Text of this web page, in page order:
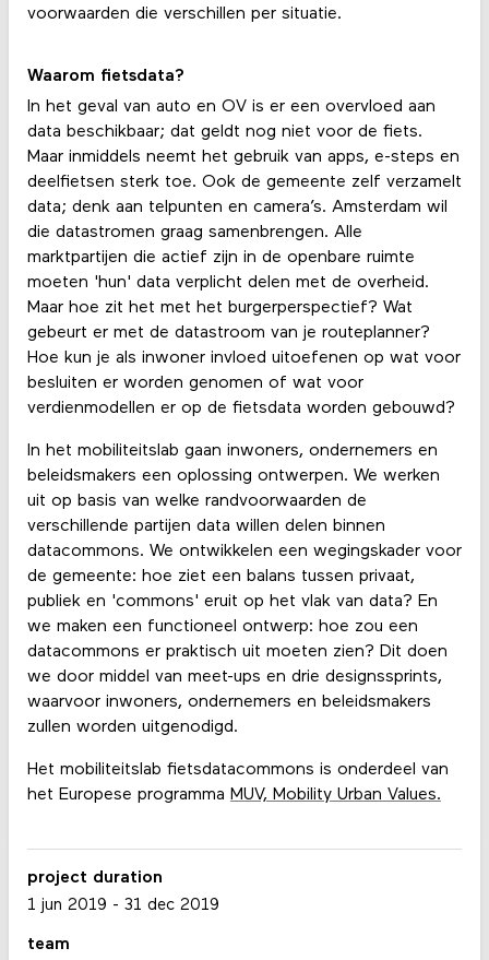
voorwaarden die verschillen per situatie.
Waarom fietsdata?
In het geval van auto en OV is er een overvloed aan
data beschikbaar; dat geldt nog niet voor de fiets.
Maar inmiddels neemt het gebruik van apps, e-steps en
deelfietsen sterk toe. Ook de gemeente zelf verzamelt
data; denk aan telpunten en camera’s. Amsterdam wil
die datastromen graag samenbrengen. Alle
marktpartijen die actief zijn in de openbare ruimte
moeten 'hun' data verplicht delen met de overheid.
Maar hoe zit het met het burgerperspectief? Wat
gebeurt er met de datastroom van je routeplanner?
Hoe kun je als inwoner invloed uitoefenen op wat voor
besluiten er worden genomen of wat voor
verdienmodellen er op de fietsdata worden gebouwd?
In het mobiliteitslab gaan inwoners, ondernemers en
beleidsmakers een oplossing ontwerpen. We werken
uit op basis van welke randvoorwaarden de
verschillende partijen data willen delen binnen
datacommons. We ontwikkelen een wegingskader voor
de gemeente: hoe ziet een balans tussen privaat,
publiek en 'commons' eruit op het vlak van data? En
we maken een functioneel ontwerp: hoe zou een
datacommons er praktisch uit moeten zien? Dit doen
we door middel van meet-ups en drie designssprints,
waarvoor inwoners, ondernemers en beleidsmakers
zullen worden uitgenodigd.
Het mobiliteitslab fietsdatacommons is onderdeel van
het Europese programma MUV, Mobility Urban Values.
project duration
1 jun 2019 - 31 dec 2019
team